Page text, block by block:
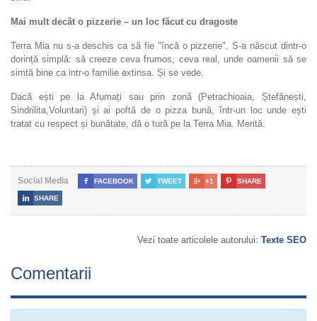
Mai mult decât o pizzerie – un loc făcut cu dragoste
Terra Mia nu s-a deschis ca să fie "încă o pizzerie". S-a născut dintr-o
dorință simplă: să creeze ceva frumos, ceva real, unde oamenii să se
simtă bine ca intr-o familie extinsa. Și se vede.
Dacă ești pe la Afumați sau prin zonă (Petrachioaia, Ștefănești,
Sindrilita,Voluntari) și ai poftă de o pizza bună, într-un loc unde ești
tratat cu respect și bunătate, dă o tură pe la Terra Mia. Merită.
Social Media  FACEBOOK  TWEET  +1  SHARE
 SHARE
Vezi toate articolele autorului: Texte SEO
Comentarii